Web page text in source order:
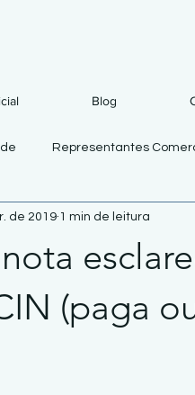
Blog
Representantes
(paga
de 2019 1 min de leitura